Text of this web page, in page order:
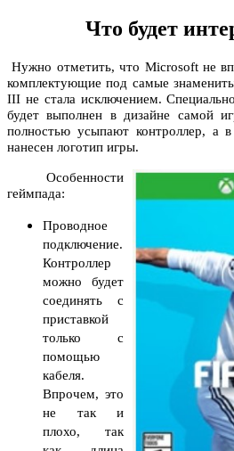
Что будет
Нужно отметить, что Microsoft не
комплектующие под самые
III не стала исключением.
будет выполнен в дизайне самой
полностью усыпают контроллер, а
нанесен логотип игры.
Особенности
геймпада:
Проводное
подключение.
Контроллер
можно будет
соединять с
приставкой
только с
помощью
кабеля.
Впрочем, это
не так и
плохо, так